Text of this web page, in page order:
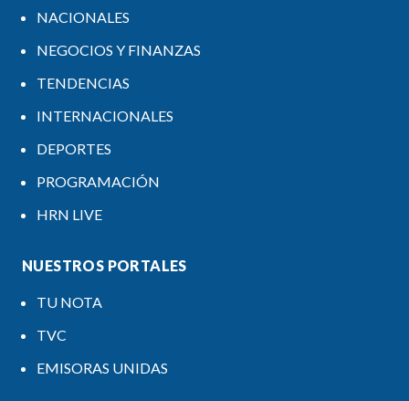
NACIONALES
NEGOCIOS Y FINANZAS
TENDENCIAS
INTERNACIONALES
DEPORTES
PROGRAMACIÓN
HRN LIVE
NUESTROS PORTALES
TU NOTA
TVC
EMISORAS UNIDAS